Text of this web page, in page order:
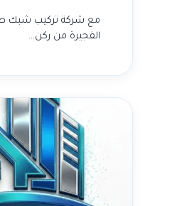
مع شركة تركيب شبك
الفجيرة من ركن…